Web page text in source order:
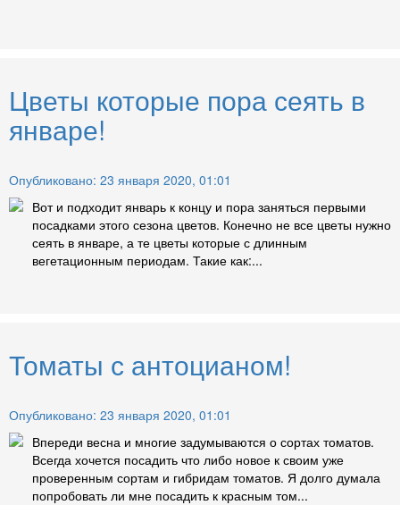
Цветы которые пора сеять в
январе!
Опубликовано: 23 января 2020, 01:01
Вот и подходит январь к концу и пора заняться первыми
посадками этого сезона цветов. Конечно не все цветы нужно
сеять в январе, а те цветы которые с длинным
вегетационным периодам. Такие как:...
Томаты с антоцианом!
Опубликовано: 23 января 2020, 01:01
Впереди весна и многие задумываются о сортах томатов.
Всегда хочется посадить что либо новое к своим уже
проверенным сортам и гибридам томатов. Я долго думала
попробовать ли мне посадить к красным том...